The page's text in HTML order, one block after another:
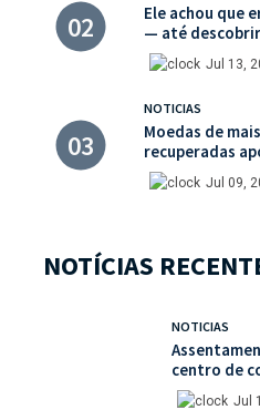
Ele achou que
— até
valor histórico
Jul 13,
NOTICIAS
Moedas de
recuperadas
ilegal de
Jul 09,
NOTÍCIAS
NOTICIAS
centro de
França
Jul